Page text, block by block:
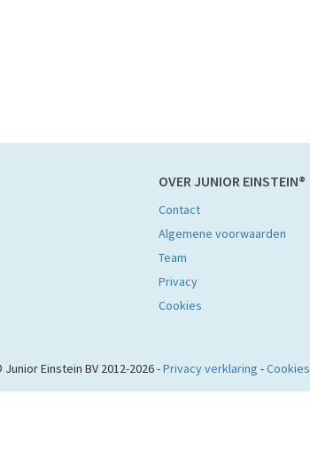
OVER JUNIOR EINSTEIN®
Contact
Algemene voorwaarden
Team
Privacy
Cookies
Einstein BV 2012-2026 -Privacy verklaring -Cookies